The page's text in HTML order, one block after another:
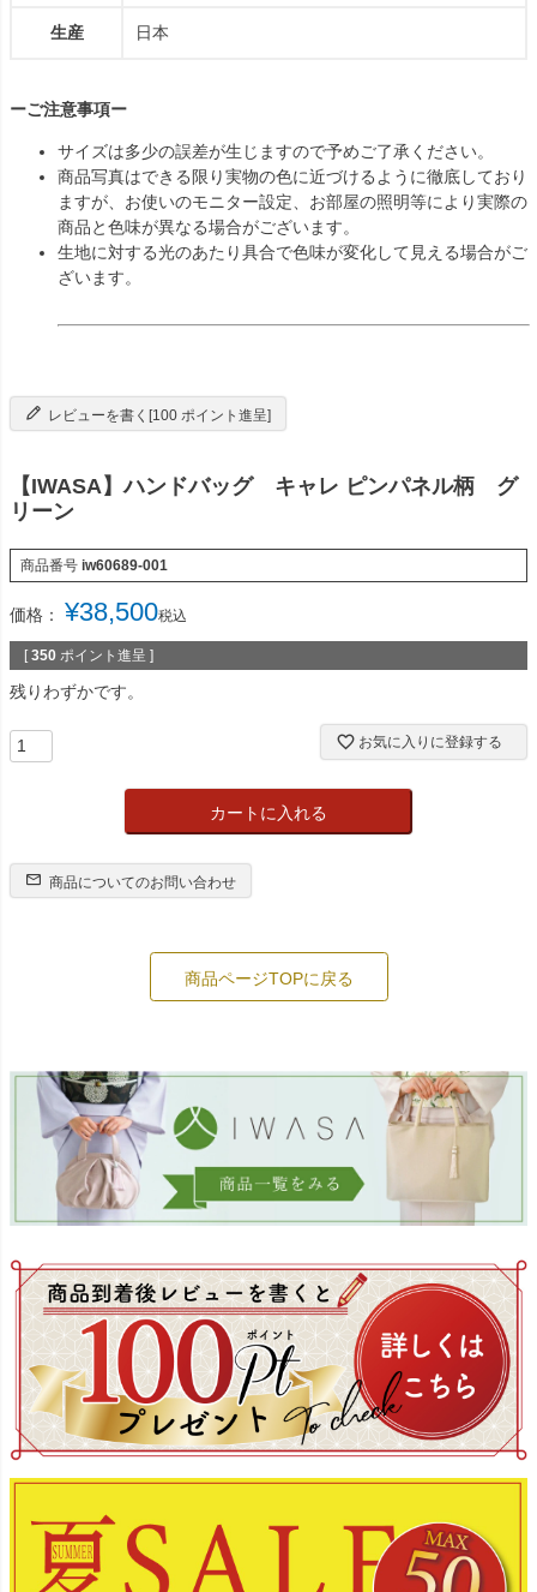
生産 日本
ーご注意事項ー
サイズは多少の誤差が生じますので予めご了承ください。
商品写真はできる限り実物の色に近づけるように徹底しており
ますが、お使いのモニター設定、お部屋の照明等により実際の
商品と色味が異なる場合がございます。
生地に対する光のあたり具合で色味が変化して見える場合がご
ざいます。
レビューを書く[100 ポイント進呈]
【IWASA】ハンドバッグ キャレ ピンパネル柄 グ
リーン
商品番号 iw60689-001
価格： ¥38,500税込
[ 350 ポイント進呈 ]
残りわずかです。
お気に入りに登録する
カートに入れる
商品についてのお問い合わせ
商品ページTOPに戻る